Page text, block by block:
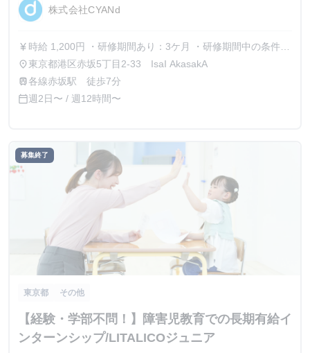
株式会社CYANd
currency_yen 時給 1,200円 ・研修期間あり：3ケ月 ・研修期間中の条件：
同条件
place東京都港区赤坂5丁目2-33 IsaI AkasakA
train 各線赤坂駅 徒歩7分
calendar_today週2日〜 / 週12時間〜
募集終了
東京都 その他
【経験・学部不問！】障害児教育での長期有給イ
ンターンシップ/LITALICOジュニア